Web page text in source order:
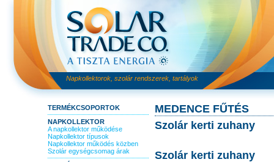
Napkollektorok, szolár rendszerek, tartályok
TERMÉKCSOPORTOK
NAPKOLLEKTOR
A napkollektor működése
Napkollektor típusok
Napkollektor működés közben
Szolár egységcsomag árak
MEDENCE FŰTÉS
Szolár kerti zuhany
Szolár kerti zuhany